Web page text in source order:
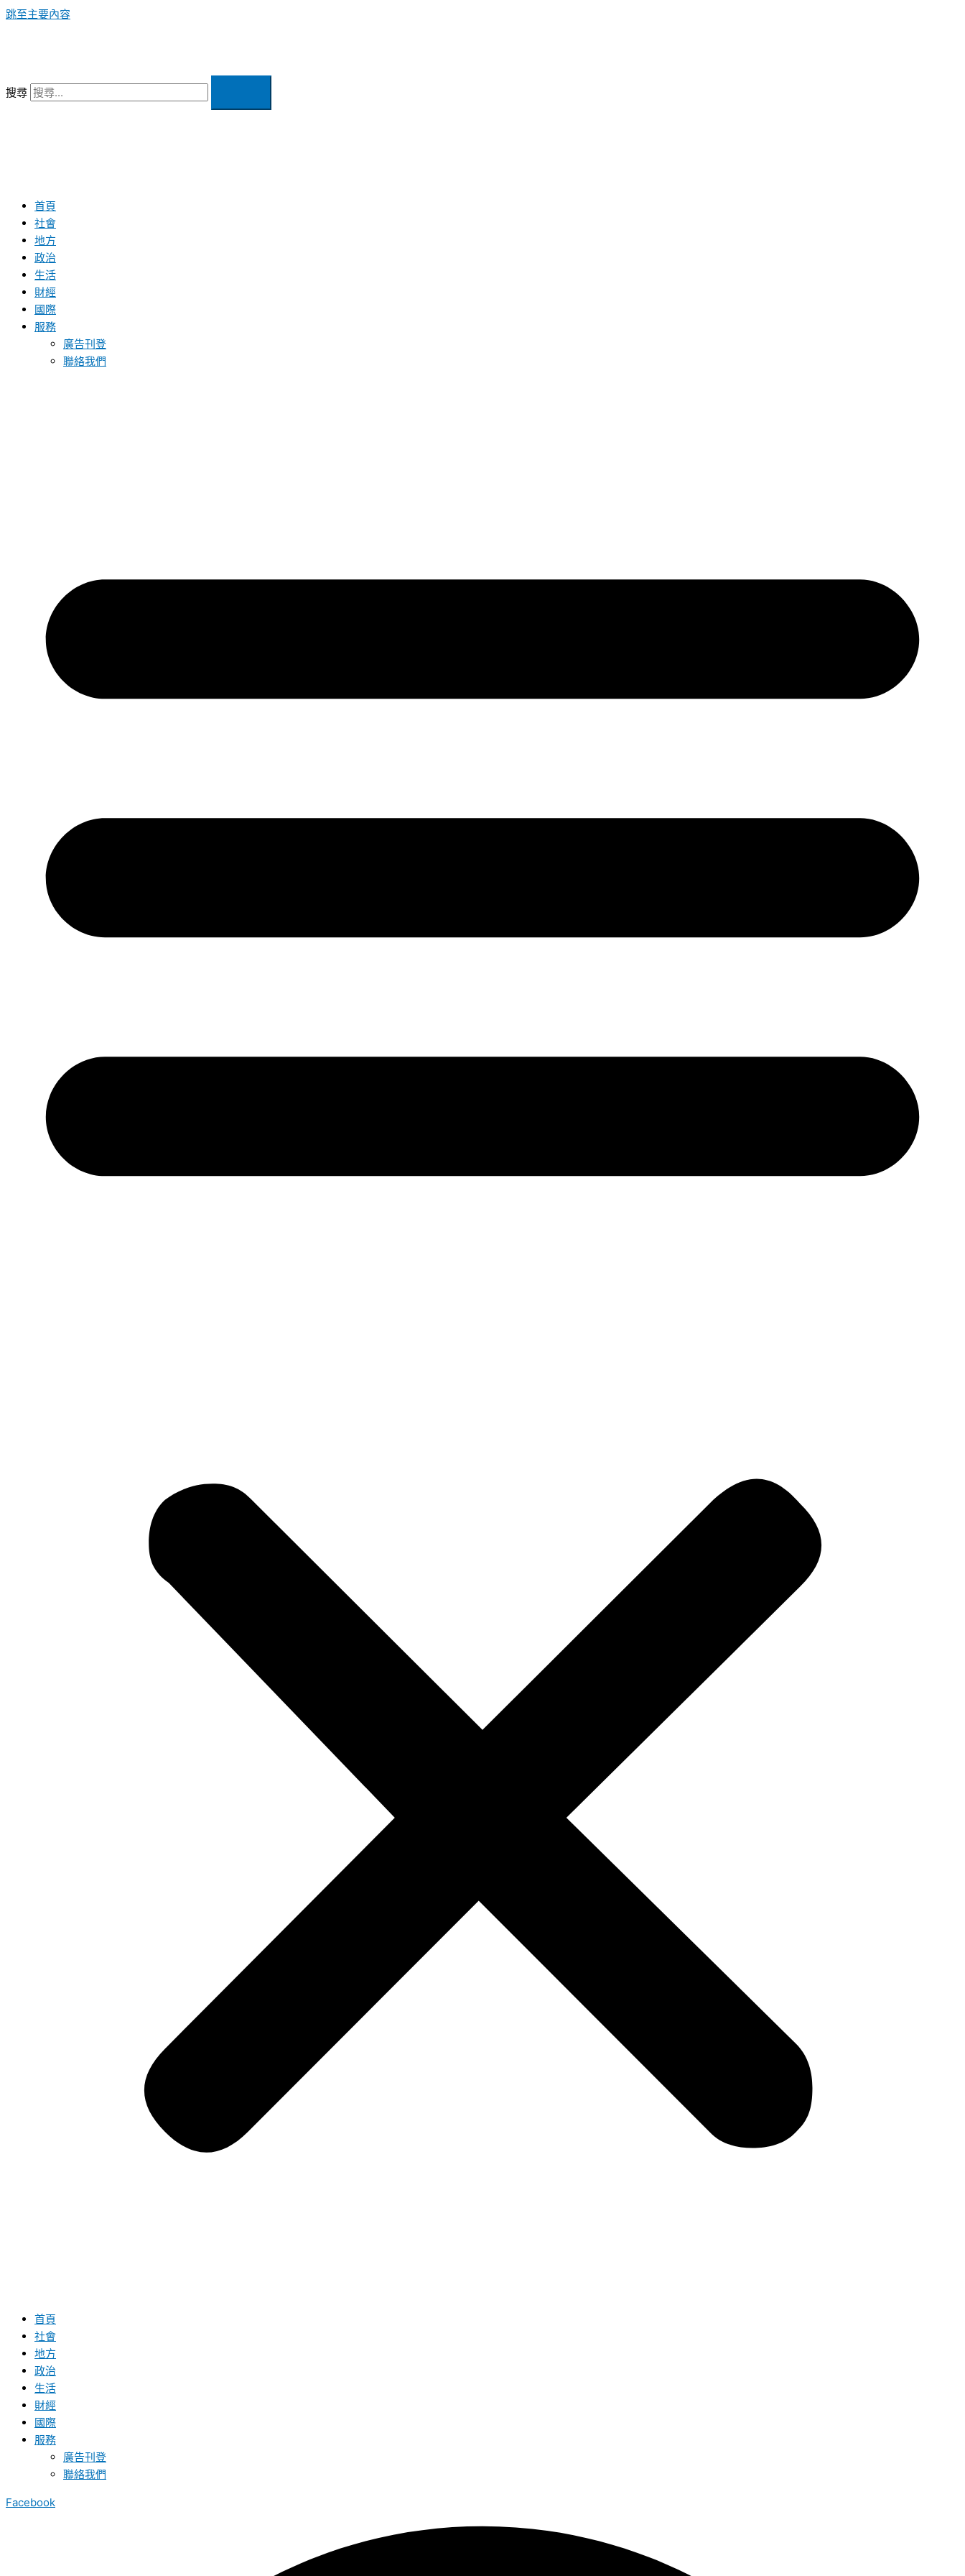
跳至主要內容
搜尋
首頁
社會
地方
政治
生活
財經
國際
服務
廣告刊登
聯絡我們
首頁
社會
地方
政治
生活
財經
國際
服務
廣告刊登
聯絡我們
Facebook